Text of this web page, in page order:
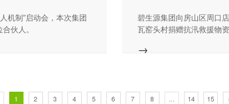
机制”启动会，本次集团
伙人。
碧生源集团向房山区周口
瓦窑头村捐赠抗汛救援物
→
1 2 3 4 5 6 7 8 ... 14 15